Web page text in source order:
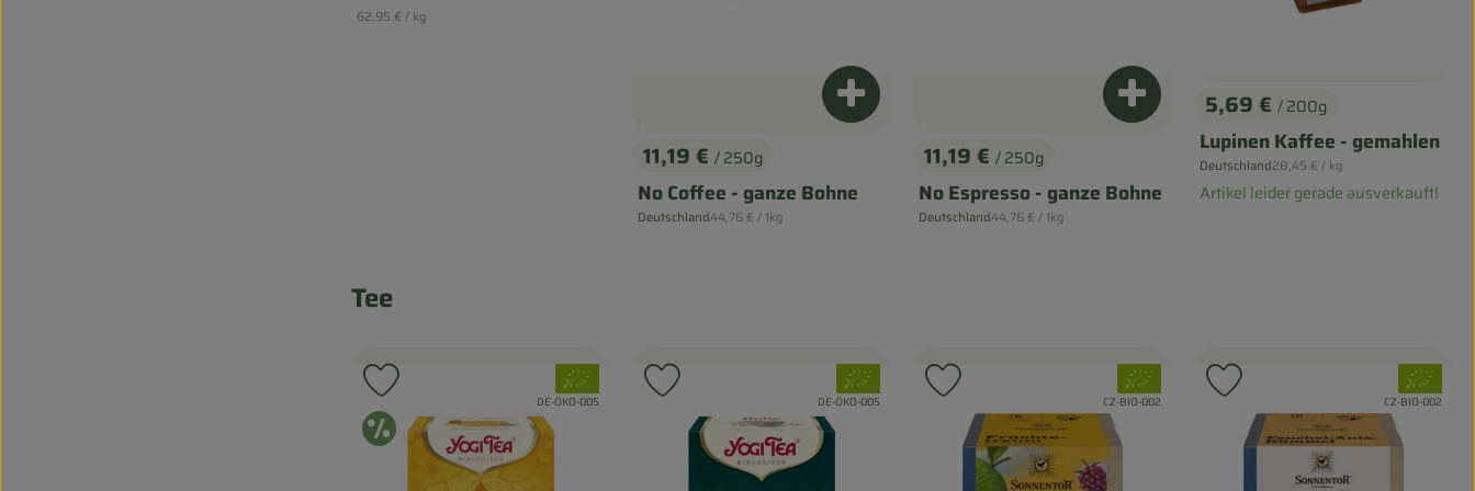
, Referenzpreis:
62,95 € / kg
, Preis:
11,19 € / 250g
No Coffee - ganze Bohne
, Herkunft:
Deutschland, Referenzpreis:
44,76 € / 1kg
Produkt zum Warenkorb hinzufügen
, Preis:
11,19 € / 250g
No Espresso - ganze Bohne
, Herkunft:
Deutschland, Referenzpreis:
44,76 € / 1kg
Produkt zum Warenkorb hinzufügen
, Preis:
5,69 € / 200g
Lupinen Kaffee - gemahlen
, Herkunft:
Deutschland, Referenzpreis:
28,45 € / kg
Artikel leider gerade ausverkauft!
Tee
, Verband:
, Kontrollstelle:
DE-ÖKO-005
Angebot
Produkt zu Favouriten hinzufügen , Verband:
, Kontrollstelle:
DE-ÖKO-005
Produkt zu Favouriten hinzufügen , Verband:
, Kontrollstelle:
CZ-BIO-002
Produkt zu Favouriten hinzufügen , Verband:
, Kontrollstelle:
CZ-BIO-002
Produkt zu Favouriten